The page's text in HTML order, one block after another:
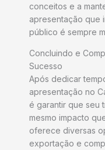
conceitos e a
apresentação que
público é sempre
Concluindo e
Sucesso
Após dedicar
apresentação no
é garantir que seu
mesmo impacto
oferece diversas
exportação e